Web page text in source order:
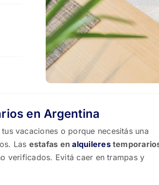
en Argentina
vacaciones o porque necesitás una
Las estafas enalquileres
verificados. Evitá caer en trampas y